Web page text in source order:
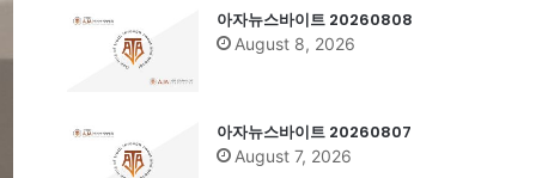
아자뉴스바이트 20260808
August 8, 2026
아자뉴스바이트 20260807
August 7, 2026